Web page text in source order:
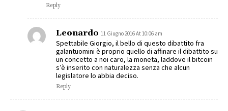
Reply
Leonardo 11 Giugno 2016 At 10:06 am
Spettabile Giorgio, il bello di questo dibattito fra
galantuomini è proprio quello di affinare il dibattito su
un concetto a noi caro, la moneta, laddove il bitcoin
s’è inserito con naturalezza senza che alcun
legislatore lo abbia deciso.
Reply